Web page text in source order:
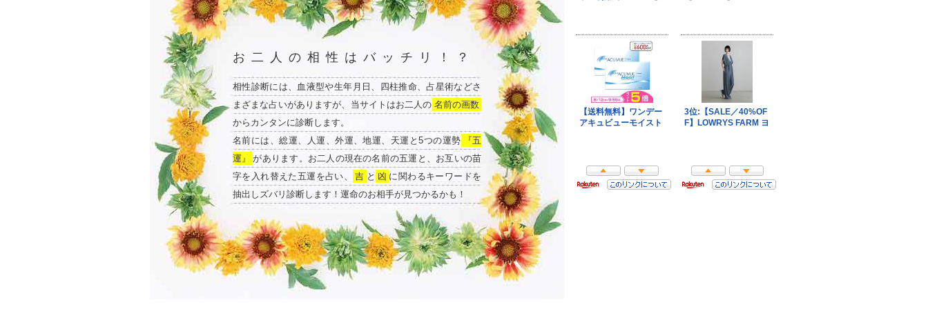
お二人の相性はバッチリ！？
相性診断には、血液型や生年月日、四柱推命、占星術などさ
まざまな占いがありますが、当サイトはお二人の 名前の画数
からカンタンに診断します。
名前には、総運、人運、外運、地運、天運と5つの運勢
『五
運』
があります。お二人の現在の名前の五運と、お互いの苗
字を入れ替えた五運を占い、
吉 と 凶 に関わるキーワードを
抽出しズバリ診断します！運命のお相手が見つかるかも！